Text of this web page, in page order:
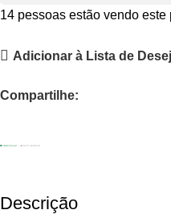
14 pessoas estão vendo este
Adicionar à Lista de
Compartilhe:
Descrição